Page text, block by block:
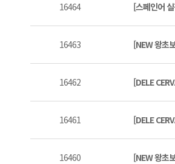
16464 [스페인어
16463 [NEW 왕초
16462 [DELE
16461 [DELE
16460 [NEW 왕초